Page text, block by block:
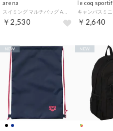
arena
￥2,530
le coq sportif
￥2,640
NEW NEW